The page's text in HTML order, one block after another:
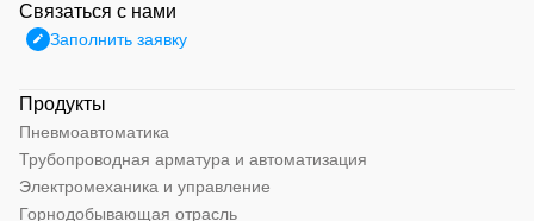
Связаться с нами
Заполнить заявку
Продукты
Пневмоавтоматика
Трубопроводная арматура и автоматизация
Электромеханика и управление
Горнодобывающая отрасль